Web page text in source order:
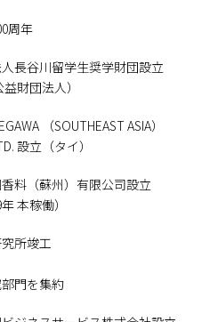
周年
長谷川留学生奨学財団設立
益財団法人）
（SOUTHEAST ASIA）
設立（タイ）
料（蘇州）有限公司設立
年 本稼働）
所竣工
門を集約